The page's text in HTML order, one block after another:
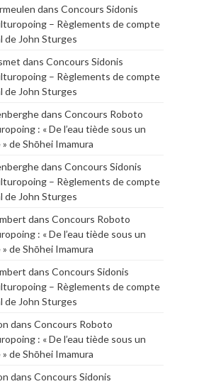
dans Concours Sidonis
– Règlements de compte
de John Sturges
dans Concours Sidonis
– Règlements de compte
de John Sturges
dans Concours Roboto
: « De l’eau tiède sous un
de Shōhei Imamura
dans Concours Sidonis
– Règlements de compte
de John Sturges
dans Concours Roboto
: « De l’eau tiède sous un
de Shōhei Imamura
dans Concours Sidonis
– Règlements de compte
de John Sturges
dans Concours Roboto
: « De l’eau tiède sous un
de Shōhei Imamura
dans Concours Sidonis